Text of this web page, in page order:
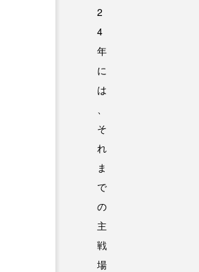
2
4
年
に
は
そ
れ
ま
で
の
主
戦
場